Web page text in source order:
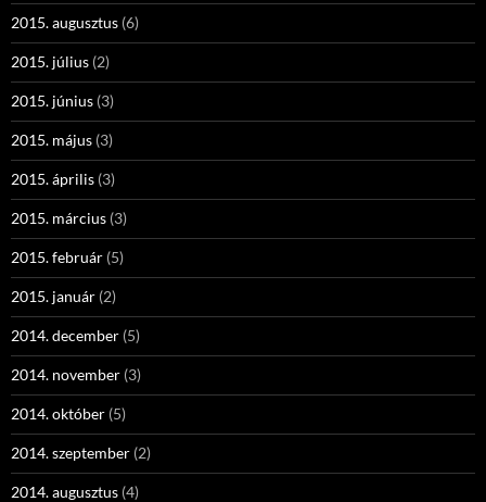
2015. augusztus (6)
2015. július (2)
2015. június (3)
2015. május (3)
2015. április (3)
2015. március (3)
2015. február (5)
2015. január (2)
2014. december (5)
2014. november (3)
2014. október (5)
2014. szeptember (2)
2014. augusztus (4)